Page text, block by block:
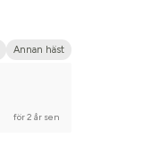
Annan häst
för 2 år sen